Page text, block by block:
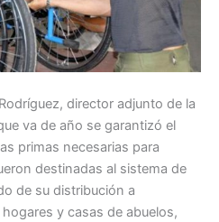
director adjunto de la
va de año se garantizó el
primas necesarias para
destinadas al sistema de
de su distribución a
y casas de abuelos,